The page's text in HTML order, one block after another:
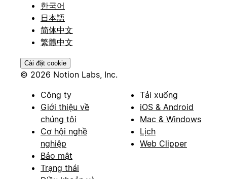
한국어
日本語
简体中文
繁體中文
Cài đặt cookie
© 2026 Notion Labs, Inc.
Công ty
Giới thiệu về
chúng tôi
Cơ hội nghề
nghiệp
Bảo mật
Trạng thái
Tải xuống
iOS & Android
Mac & Windows
Lịch
Web Clipper